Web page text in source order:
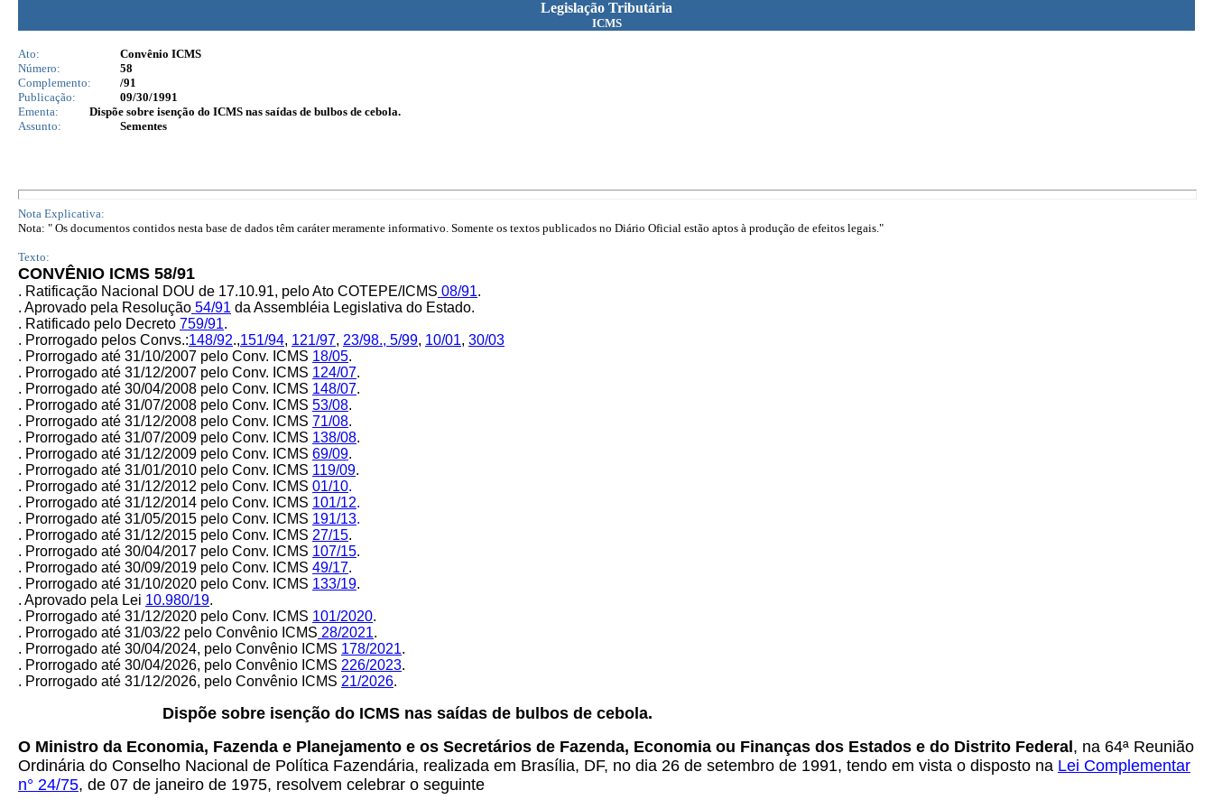
Legislação Tributária
ICMS
Ato:
Convênio ICMS
Número:
58
Complemento:
/91
Publicação:
09/30/1991
Ementa:
Dispõe sobre isenção do ICMS nas saídas de bulbos de cebola.
Assunto:
Sementes
Nota Explicativa:
Nota: " Os documentos contidos nesta base de dados têm caráter meramente informativo. Somente os textos publicados no Diário Oficial estão aptos à produção de efeitos legais."
Texto:
CONVÊNIO ICMS 58/91
. Ratificação Nacional DOU de 17.10.91, pelo Ato COTEPE/ICMS 08/91.
. Aprovado pela Resolução 54/91 da Assembléia Legislativa do Estado.
. Ratificado pelo Decreto 759/91.
. Prorrogado pelos Convs.:148/92.,151/94, 121/97, 23/98., 5/99, 10/01, 30/03
. Prorrogado até 31/10/2007 pelo Conv. ICMS 18/05.
. Prorrogado até 31/12/2007 pelo Conv. ICMS 124/07.
. Prorrogado até 30/04/2008 pelo Conv. ICMS 148/07.
. Prorrogado até 31/07/2008 pelo Conv. ICMS 53/08.
. Prorrogado até 31/12/2008 pelo Conv. ICMS 71/08.
. Prorrogado até 31/07/2009 pelo Conv. ICMS 138/08.
. Prorrogado até 31/12/2009 pelo Conv. ICMS 69/09.
. Prorrogado até 31/01/2010 pelo Conv. ICMS 119/09.
. Prorrogado até 31/12/2012 pelo Conv. ICMS 01/10.
. Prorrogado até 31/12/2014 pelo Conv. ICMS 101/12.
. Prorrogado até 31/05/2015 pelo Conv. ICMS 191/13.
. Prorrogado até 31/12/2015 pelo Conv. ICMS 27/15.
. Prorrogado até 30/04/2017 pelo Conv. ICMS 107/15.
. Prorrogado até 30/09/2019 pelo Conv. ICMS 49/17.
. Prorrogado até 31/10/2020 pelo Conv. ICMS 133/19.
. Aprovado pela Lei 10.980/19.
. Prorrogado até 31/12/2020 pelo Conv. ICMS 101/2020.
. Prorrogado até 31/03/22 pelo Convênio ICMS 28/2021.
. Prorrogado até 30/04/2024, pelo Convênio ICMS 178/2021.
. Prorrogado até 30/04/2026, pelo Convênio ICMS 226/2023.
. Prorrogado até 31/12/2026, pelo Convênio ICMS 21/2026.
Dispõe sobre isenção do ICMS nas saídas de bulbos de cebola.
O Ministro da Economia, Fazenda e Planejamento e os Secretários de Fazenda, Economia ou Finanças dos Estados e do Distrito Federal , na 64ª Reunião
Ordinária do Conselho Nacional de Política Fazendária, realizada em Brasília, DF, no dia 26 de setembro de 1991, tendo em vista o disposto na Lei Complementar
n° 24/75, de 07 de janeiro de 1975, resolvem celebrar o seguinte